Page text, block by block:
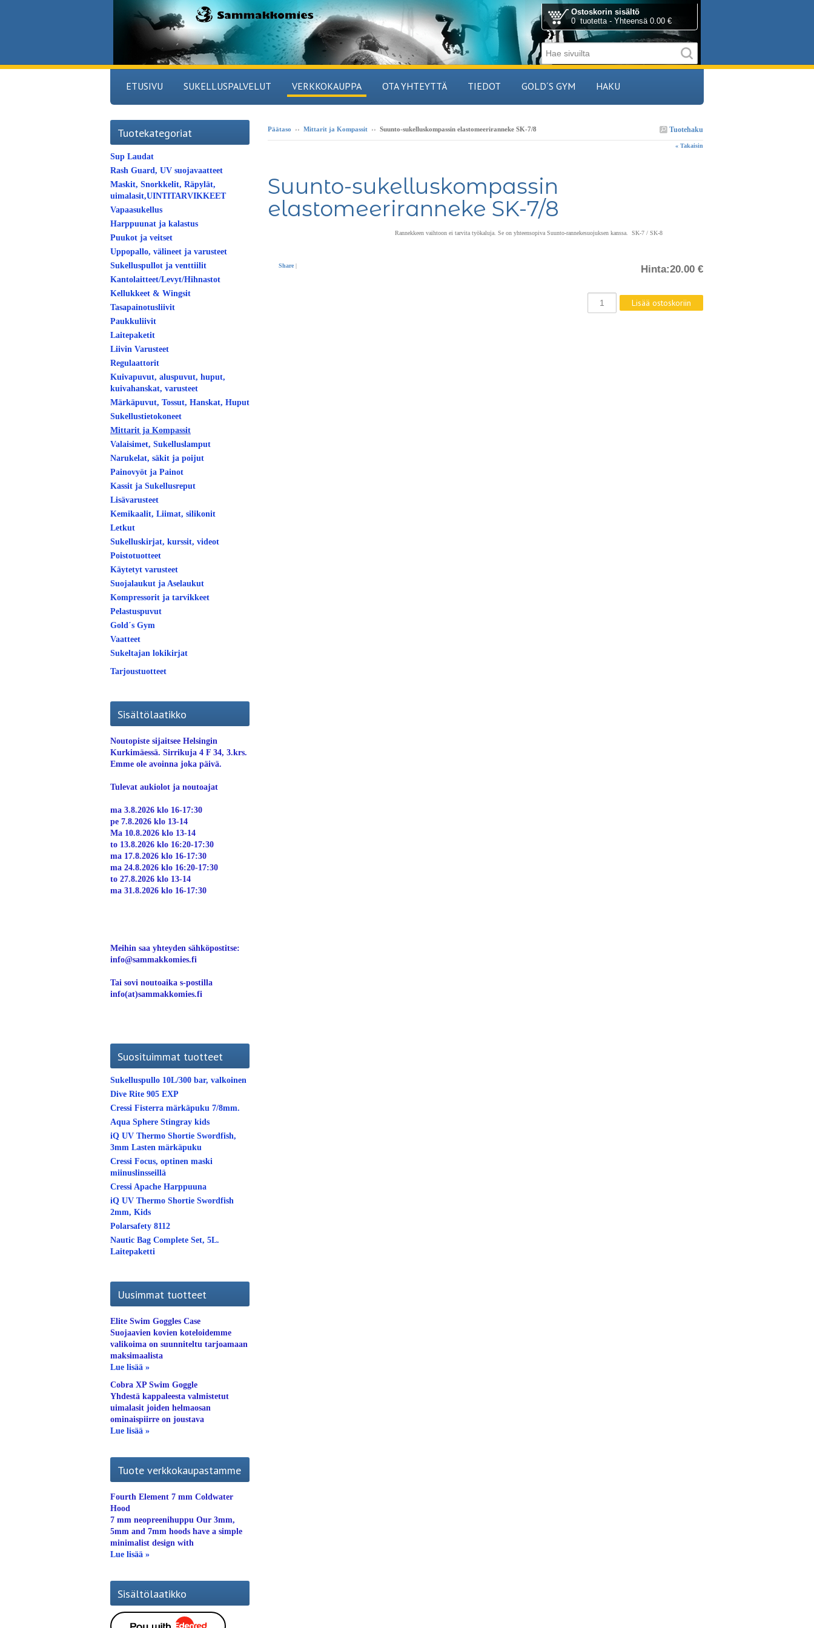
Ostoskorin sisältö
0 tuotetta - Yhteensä 0.00 €
ETUSIVU SUKELLUSPALVELUT VERKKOKAUPPA OTA YHTEYTTÄ TIEDOT GOLD´S GYM HAKU
Tuotehaku
Päätaso ›› Mittarit ja Kompassit ›› Suunto-sukelluskompassin elastomeeriranneke SK-7/8
« Takaisin
Suunto-sukelluskompassin
elastomeeriranneke SK-7/8
Share |
Rannekkeen vaihtoon ei tarvita työkaluja. Se on yhteensopiva Suunto-rannekesuojuksen kanssa. SK-7 / SK-8
Hinta:20.00 €
Tuotekategoriat
Sup Laudat
Rash Guard, UV suojavaatteet
Maskit, Snorkkelit, Räpylät,
uimalasit,UINTITARVIKKEET
Vapaasukellus
Harppuunat ja kalastus
Puukot ja veitset
Uppopallo, välineet ja varusteet
Sukelluspullot ja venttiilit
Kantolaitteet/Levyt/Hihnastot
Kellukkeet & Wingsit
Tasapainotusliivit
Paukkuliivit
Laitepaketit
Liivin Varusteet
Regulaattorit
Kuivapuvut, aluspuvut, huput,
kuivahanskat, varusteet
Märkäpuvut, Tossut, Hanskat, Huput
Sukellustietokoneet
Mittarit ja Kompassit
Valaisimet, Sukelluslamput
Narukelat, säkit ja poijut
Painovyöt ja Painot
Kassit ja Sukellusreput
Lisävarusteet
Kemikaalit, Liimat, silikonit
Letkut
Sukelluskirjat, kurssit, videot
Poistotuotteet
Käytetyt varusteet
Suojalaukut ja Aselaukut
Kompressorit ja tarvikkeet
Pelastuspuvut
Gold´s Gym
Vaatteet
Sukeltajan lokikirjat
Tarjoustuotteet
Sisältölaatikko
Noutopiste sijaitsee Helsingin
Kurkimäessä. Sirrikuja 4 F 34, 3.krs.
Emme ole avoinna joka päivä.
Tulevat aukiolot ja noutoajat
ma 3.8.2026 klo 16-17:30
pe 7.8.2026 klo 13-14
Ma 10.8.2026 klo 13-14
to 13.8.2026 klo 16:20-17:30
ma 17.8.2026 klo 16-17:30
ma 24.8.2026 klo 16:20-17:30
to 27.8.2026 klo 13-14
ma 31.8.2026 klo 16-17:30
Meihin saa yhteyden sähköpostitse:
info@sammakkomies.fi
Tai sovi noutoaika s-postilla
info(at)sammakkomies.fi
Suosituimmat tuotteet
Sukelluspullo 10L/300 bar, valkoinen
Dive Rite 905 EXP
Cressi Fisterra märkäpuku 7/8mm.
Aqua Sphere Stingray kids
iQ UV Thermo Shortie Swordfish,
3mm Lasten märkäpuku
Cressi Focus, optinen maski
miinuslinsseillä
Cressi Apache Harppuuna
iQ UV Thermo Shortie Swordfish
2mm, Kids
Polarsafety 8112
Nautic Bag Complete Set, 5L.
Laitepaketti
Uusimmat tuotteet
Elite Swim Goggles Case
Suojaavien kovien koteloidemme
valikoima on suunniteltu tarjoamaan
maksimaalista
Lue lisää »
Cobra XP Swim Goggle
Yhdestä kappaleesta valmistetut
uimalasit joiden helmaosan
ominaispiirre on joustava
Lue lisää »
Tuote verkkokaupastamme
Fourth Element 7 mm Coldwater
Hood
7 mm neopreenihuppu Our 3mm,
5mm and 7mm hoods have a simple
minimalist design with
Lue lisää »
Sisältölaatikko